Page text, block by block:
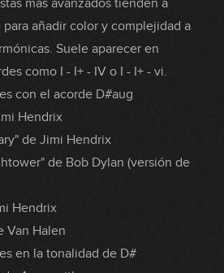
más avanzados tienden a
añadir color y complejidad a
Suele aparecer en
como I - I+ - IV o I - I+ - vi.
con el acorde D#aug
Hendrix
de Jimi Hendrix
de Bob Dylan (versión de
Hendrix
Van Halen
en la tonalidad de D#